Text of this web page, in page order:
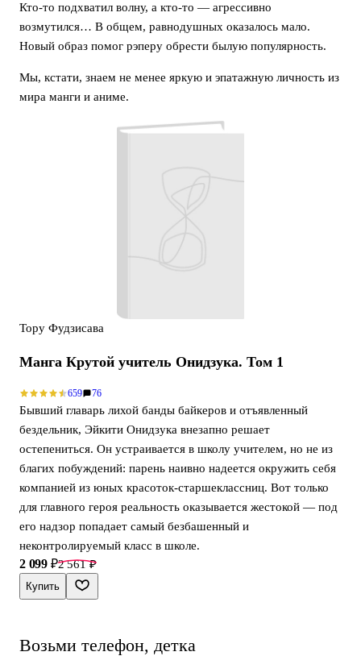
Кто-то подхватил волну, а кто-то — агрессивно
возмутился… В общем, равнодушных оказалось мало.
Новый образ помог рэперу обрести былую популярность.
Мы, кстати, знаем не менее яркую и эпатажную личность из
мира манги и аниме.
Тору Фудзисава
Манга Крутой учитель Онидзука. Том 1
659 76
Бывший главарь лихой банды байкеров и отъявленный
бездельник, Эйкити Онидзука внезапно решает
остепениться. Он устраивается в школу учителем, но не из
благих побуждений: парень наивно надеется окружить себя
компанией из юных красоток-старшеклассниц. Вот только
для главного героя реальность оказывается жестокой — под
его надзор попадает самый безбашенный и
неконтролируемый класс в школе.
2 561 ₽
2 099 ₽
Купить
Возьми телефон, детка